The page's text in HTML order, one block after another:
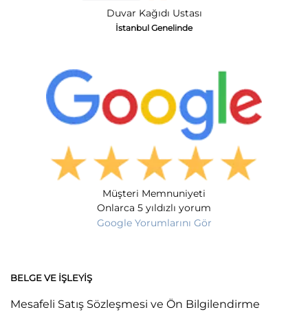
Duvar Kağıdı Ustası
İstanbul Genelinde
Müşteri Memnuniyeti
Onlarca 5 yıldızlı yorum
Google Yorumlarını Gör
BELGE VE İŞLEYIŞ
Mesafeli Satış Sözleşmesi ve Ön Bilgilendirme